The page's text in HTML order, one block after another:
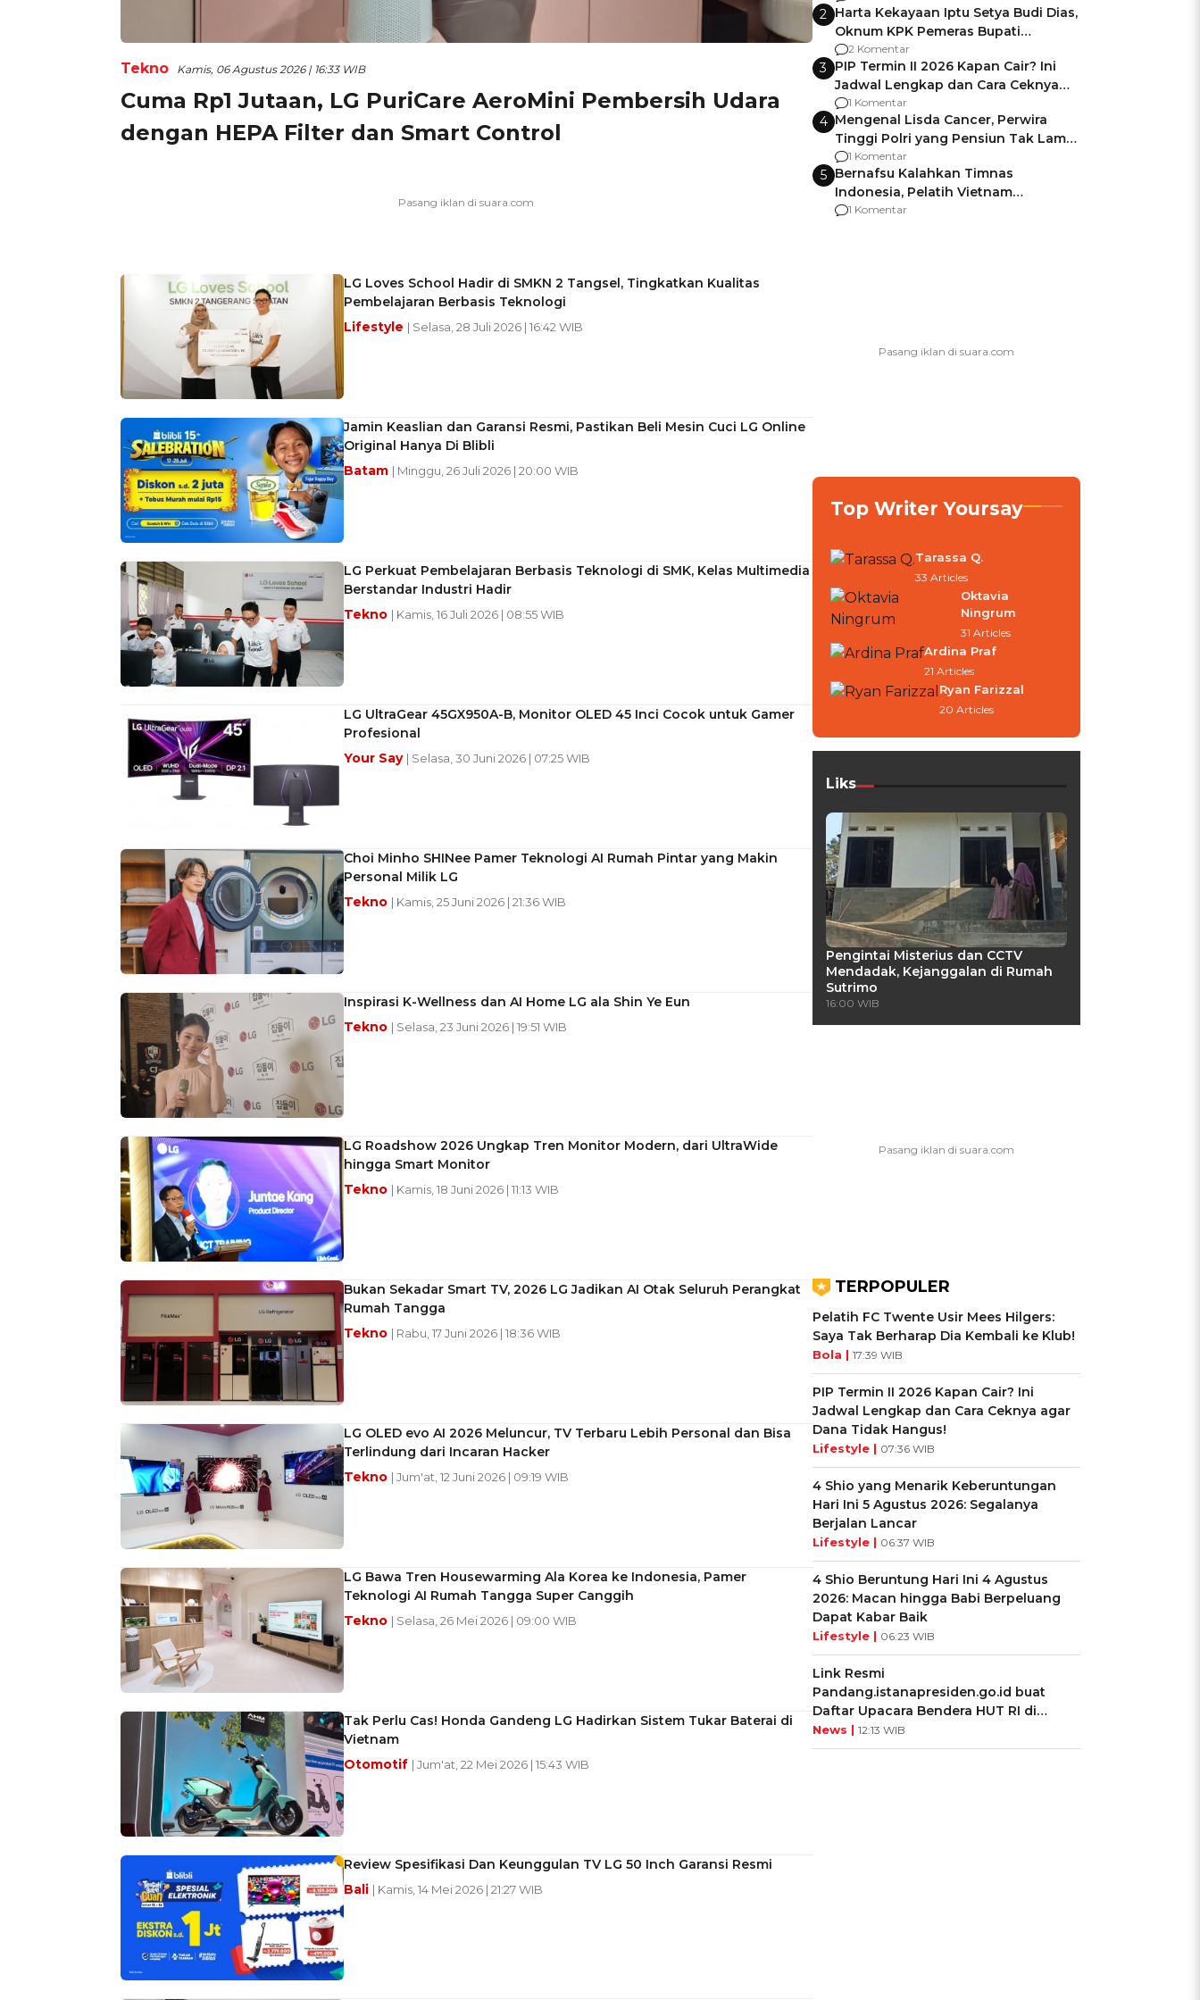
Tekno Kamis, 06 Agustus 2026 | 16:33 WIB
Cuma Rp1 Jutaan, LG PuriCare AeroMini Pembersih Udara
dengan HEPA Filter dan Smart Control
LG Loves School Hadir di SMKN 2 Tangsel, Tingkatkan Kualitas
Pembelajaran Berbasis Teknologi
Lifestyle | Selasa, 28 Juli 2026 | 16:42 WIB
Jamin Keaslian dan Garansi Resmi, Pastikan Beli Mesin Cuci LG Online
Original Hanya Di Blibli
Batam | Minggu, 26 Juli 2026 | 20:00 WIB
LG Perkuat Pembelajaran Berbasis Teknologi di SMK, Kelas Multimedia
Berstandar Industri Hadir
Tekno | Kamis, 16 Juli 2026 | 08:55 WIB
LG UltraGear 45GX950A-B, Monitor OLED 45 Inci Cocok untuk Gamer
Profesional
Your Say | Selasa, 30 Juni 2026 | 07:25 WIB
Choi Minho SHINee Pamer Teknologi AI Rumah Pintar yang Makin
Personal Milik LG
Tekno | Kamis, 25 Juni 2026 | 21:36 WIB
Inspirasi K-Wellness dan AI Home LG ala Shin Ye Eun
Tekno | Selasa, 23 Juni 2026 | 19:51 WIB
LG Roadshow 2026 Ungkap Tren Monitor Modern, dari UltraWide
hingga Smart Monitor
Tekno | Kamis, 18 Juni 2026 | 11:13 WIB
Bukan Sekadar Smart TV, 2026 LG Jadikan AI Otak Seluruh Perangkat
Rumah Tangga
Tekno | Rabu, 17 Juni 2026 | 18:36 WIB
LG OLED evo AI 2026 Meluncur, TV Terbaru Lebih Personal dan Bisa
Terlindung dari Incaran Hacker
Tekno | Jum'at, 12 Juni 2026 | 09:19 WIB
LG Bawa Tren Housewarming Ala Korea ke Indonesia, Pamer
Teknologi AI Rumah Tangga Super Canggih
Tekno | Selasa, 26 Mei 2026 | 09:00 WIB
Tak Perlu Cas! Honda Gandeng LG Hadirkan Sistem Tukar Baterai di
Vietnam
Otomotif | Jum'at, 22 Mei 2026 | 15:43 WIB
Review Spesifikasi Dan Keunggulan TV LG 50 Inch Garansi Resmi
Bali | Kamis, 14 Mei 2026 | 21:27 WIB
2 Harta Kekayaan Iptu Setya Budi Dias,
Oknum KPK Pemeras Bupati
Pemalang
2 Komentar
3 PIP Termin II 2026 Kapan Cair? Ini
Jadwal Lengkap dan Cara Ceknya
agar Dana Tidak Hangus!
1 Komentar
4 Mengenal Lisda Cancer, Perwira
Tinggi Polri yang Pensiun Tak Lama
Usai Jadi Brigjen
1 Komentar
5 Bernafsu Kalahkan Timnas
Indonesia, Pelatih Vietnam
Berencana Pakai Jimat di Pakansari
1 Komentar
Top Writer Yoursay
Tarassa Q.
33 Articles
Oktavia
Ningrum
31 Articles
Ardina Praf
21 Articles
Ryan Farizzal
20 Articles
Liks
Pengintai Misterius dan CCTV
Mendadak, Kejanggalan di Rumah
Sutrimo
16:00 WIB
TERPOPULER
Pelatih FC Twente Usir Mees Hilgers:
Saya Tak Berharap Dia Kembali ke Klub!
Bola | 17:39 WIB
PIP Termin II 2026 Kapan Cair? Ini
Jadwal Lengkap dan Cara Ceknya agar
Dana Tidak Hangus!
Lifestyle | 07:36 WIB
4 Shio yang Menarik Keberuntungan
Hari Ini 5 Agustus 2026: Segalanya
Berjalan Lancar
Lifestyle | 06:37 WIB
4 Shio Beruntung Hari Ini 4 Agustus
2026: Macan hingga Babi Berpeluang
Dapat Kabar Baik
Lifestyle | 06:23 WIB
Link Resmi
Pandang.istanapresiden.go.id buat
Daftar Upacara Bendera HUT RI di
Istana Negara
News | 12:13 WIB